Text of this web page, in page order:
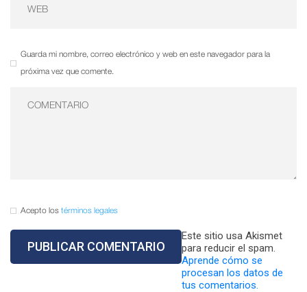
Guarda mi nombre, correo electrónico y web en este navegador para la
próxima vez que comente.
Acepto los términos legales
Este sitio usa Akismet
para reducir el spam.
Aprende cómo se
procesan los datos de
tus comentarios.